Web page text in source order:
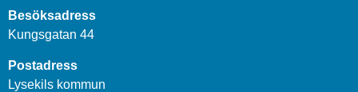
Besöksadress
Kungsgatan 44
Postadress
Lysekils kommun